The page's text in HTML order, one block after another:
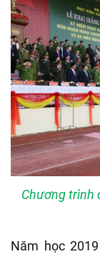
Chương trình
Năm học